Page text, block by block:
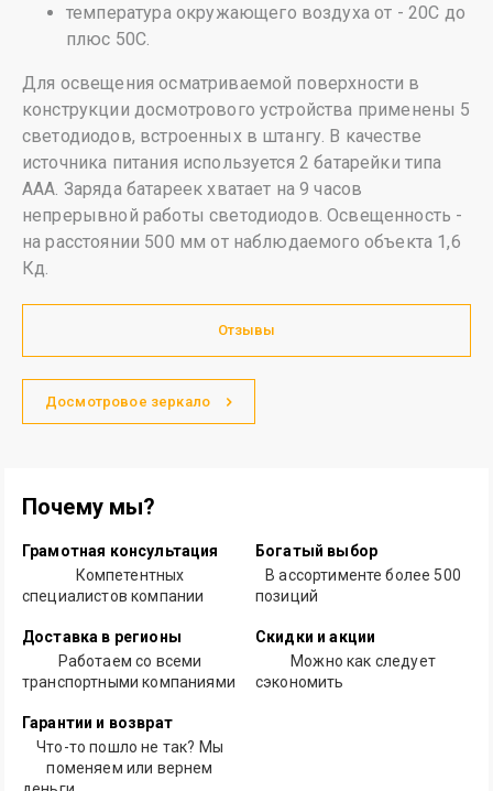
температура окружающего воздуха от - 20С до
плюс 50С.
Для освещения осматриваемой поверхности в
конструкции досмотрового устройства применены 5
светодиодов, встроенных в штангу. В качестве
источника питания используется 2 батарейки типа
ААА. Заряда батареек хватает на 9 часов
непрерывной работы светодиодов. Освещенность -
на расстоянии 500 мм от наблюдаемого объекта 1,6
Кд.
Отзывы
Досмотровое зеркало
Почему мы?
Грамотная консультация
Компетентных
специалистов компании
Богатый выбор
В ассортименте более 500
позиций
Доставка в регионы
Работаем со всеми
транспортными компаниями
Скидки и акции
Можно как следует
сэкономить
Гарантии и возврат
Что-то пошло не так? Мы
поменяем или вернем